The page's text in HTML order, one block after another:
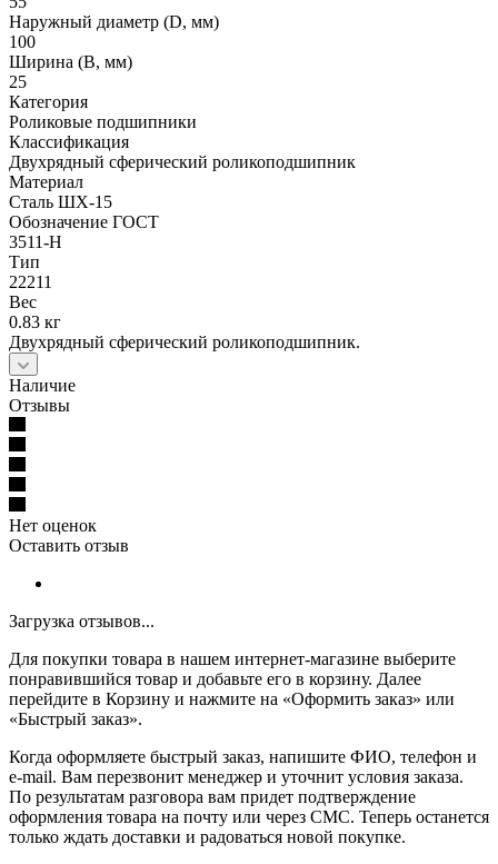
Наружный диаметр (D, мм)
100
Ширина (B, мм)
25
Категория
Роликовые подшипники
Классификация
Двухрядный сферический роликоподшипник
Материал
Сталь ШХ-15
Обозначение ГОСТ
3511-Н
Тип
22211
Вес
0.83 кг
Двухрядный сферический роликоподшипник.
Наличие
Отзывы
Нет оценок
Оставить отзыв
Загрузка отзывов...
Для покупки товара в нашем интернет-магазине выберите
понравившийся товар и добавьте его в корзину. Далее
перейдите в Корзину и нажмите на «Оформить заказ» или
«Быстрый заказ».
Когда оформляете быстрый заказ, напишите ФИО, телефон и
e-mail. Вам перезвонит менеджер и уточнит условия заказа.
По результатам разговора вам придет подтверждение
оформления товара на почту или через СМС. Теперь останется
только ждать доставки и радоваться новой покупке.